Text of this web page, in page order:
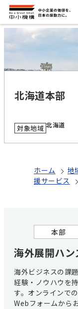
北海道本部
対象地域 北海道
ホーム 地
援サービス
本部
海外展開ハ
海外ビジネスの課
経験・ノウハウを
す。オンラインで
Webフォームから